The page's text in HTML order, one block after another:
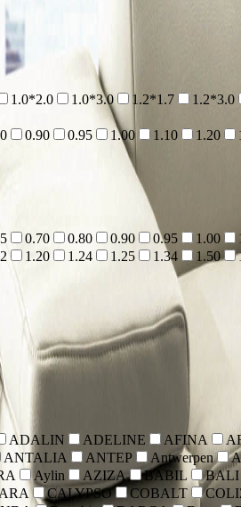
1.0*2.0 1.0*3.0 1.2*1.7 1.2*3.0
0.90 0.95 1.00 1.10 1.20
0.70 0.80 0.90 0.95 1.00
1.20 1.24 1.25 1.34 1.50
ADALIN ADELINE AFINA
ANTALIA ANTEP Antwerpen
Aylin AZIZA BABIL BALI
CALYPSO COBALT